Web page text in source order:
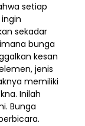
setiap
sekadar
bunga
kesan
jenis
memiliki
Inilah
Bunga